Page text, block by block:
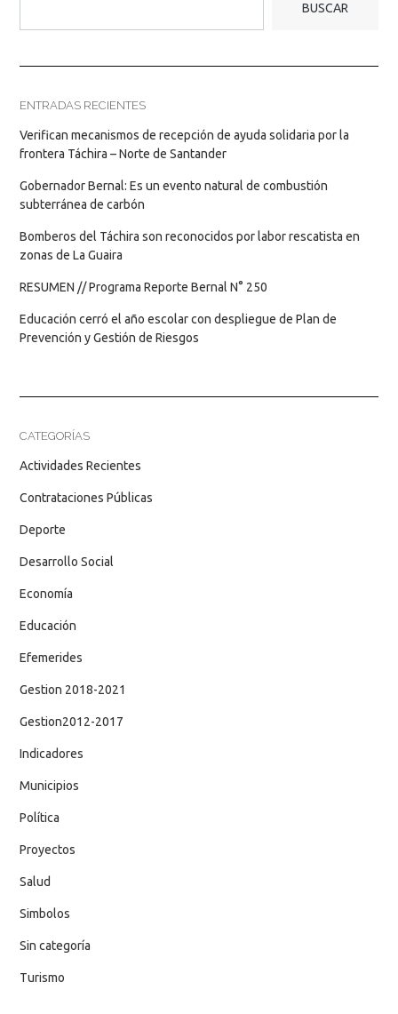
BUSCAR
ENTRADAS RECIENTES
Verifican mecanismos de recepción de ayuda solidaria por la
frontera Táchira – Norte de Santander
Gobernador Bernal: Es un evento natural de combustión
subterránea de carbón
Bomberos del Táchira son reconocidos por labor rescatista en
zonas de La Guaira
RESUMEN // Programa Reporte Bernal N° 250
Educación cerró el año escolar con despliegue de Plan de
Prevención y Gestión de Riesgos
CATEGORÍAS
Actividades Recientes
Contrataciones Públicas
Deporte
Desarrollo Social
Economía
Educación
Efemerides
Gestion 2018-2021
Gestion2012-2017
Indicadores
Municipios
Política
Proyectos
Salud
Simbolos
Sin categoría
Turismo